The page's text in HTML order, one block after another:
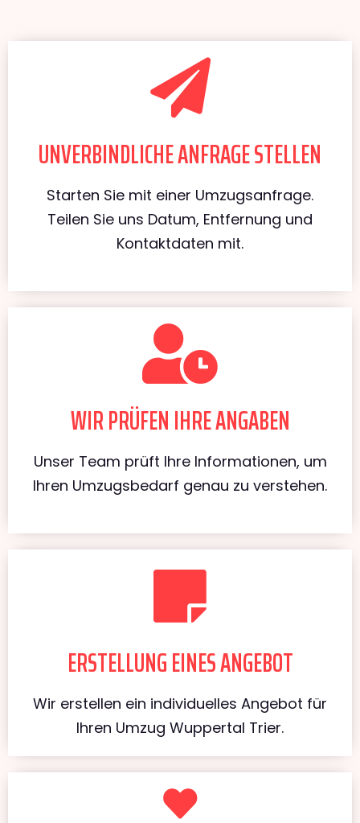
UNVERBINDLICHE ANFRAGE STELLEN
Starten Sie mit einer Umzugsanfrage.
Teilen Sie uns Datum, Entfernung und
Kontaktdaten mit.
WIR PRÜFEN IHRE ANGABEN
Unser Team prüft Ihre Informationen, um
Ihren Umzugsbedarf genau zu verstehen.
ERSTELLUNG EINES ANGEBOT
Wir erstellen ein individuelles Angebot für
Ihren Umzug Wuppertal Trier.